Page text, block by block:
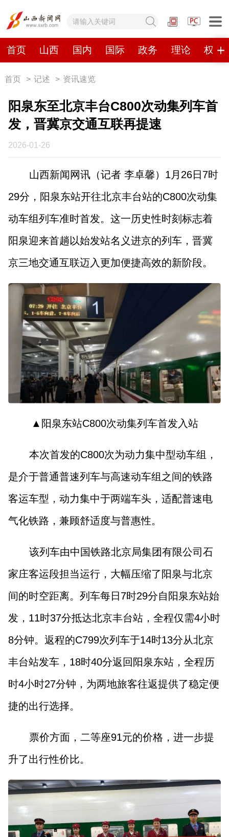
首页 山西 国内 国际 政务 理论 权威
网站地图
首页 山西
政务 理论 权威发布 原创
山西市场导报 山西法治报
地方频道
大同 朔州 吕梁
晋中 阳泉 长治 晋城
临汾 运城
首页 > 记述 > 资讯速览
阳泉东至北京丰台C800次动集列车首
发，晋冀京交通互联再提速
2026-01-26
山西新闻网讯（记者 李卓馨）1月26日7时
29分，阳泉东站开往北京丰台站的C800次动集
动车组列车准时首发。这一历史性时刻标志着
阳泉迎来首趟以始发站名义进京的列车，晋冀
京三地交通互联迈入更加便捷高效的新阶段。
▲ 阳泉东站C800次动集列车首发入站
本次首发的C800次为动力集中型动车组，
是介于普通普速列车与高速动车组之间的铁路
客运车型，动力集中于两端车头，适配普速电
气化铁路，兼顾舒适度与普惠性。
该列车由中国铁路北京局集团有限公司石
家庄客运段担当运行，大幅压缩了阳泉与北京
间的时空距离。列车每日7时29分自阳泉东站始
发，11时37分抵达北京丰台站，全程仅需4小时
8分钟。返程的C799次列车于14时13分从北京
丰台站发车，18时40分返回阳泉东站，全程历
时4小时27分钟，为两地旅客往返提供了稳定便
捷的出行选择。
票价方面，二等座91元的价格，进一步提
升了出行性价比。